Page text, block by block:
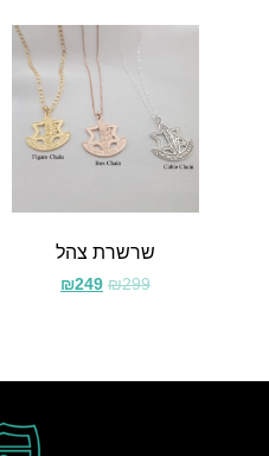
שרשרת צהל
₪299
₪249